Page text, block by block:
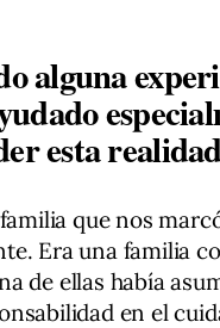
alguna
esta
que nos
Era una familia
de ellas había
en el